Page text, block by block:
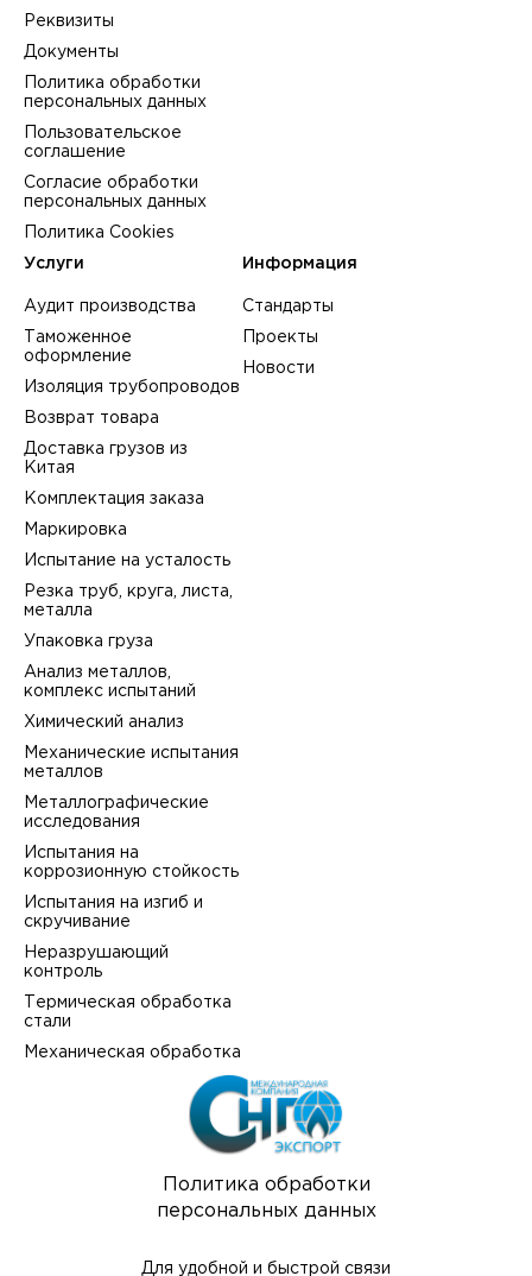
Политика обработки
персональных данных
Реквизиты
Документы
Политика обработки
персональных данных
Пользовательское
соглашение
Согласие обработки
персональных данных
Политика Cookies
Услуги
Аудит производства
Таможенное
оформление
Изоляция трубопроводов
Возврат товара
Доставка грузов из
Китая
Комплектация заказа
Маркировка
Испытание на усталость
Резка труб, круга, листа,
металла
Упаковка груза
Анализ металлов,
комплекс испытаний
Химический анализ
Механические испытания
металлов
Металлографические
исследования
Испытания на
коррозионную стойкость
Испытания на изгиб и
скручивание
Неразрушающий
контроль
Термическая обработка
стали
Механическая обработка
Информация
Стандарты
Проекты
Новости
Для удобной и быстрой связи